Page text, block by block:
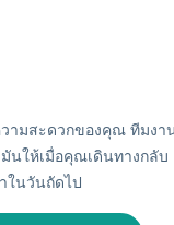
ามสะดวกของคุณ ทีมงา
นให้เมื่อคุณเดินทางกลั
ในวันถัดไป